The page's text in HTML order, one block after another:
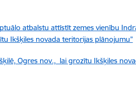
atbalstu attīstīt zemes vienību
Ikšķiles novada teritorijas plānojumu”
Ogres nov., lai grozītu Ikšķiles